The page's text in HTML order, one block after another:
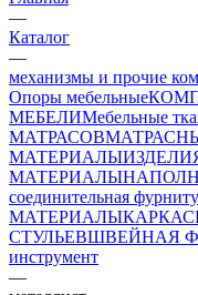
—
Каталог
—
механизмы и прочие
Опоры мебельные
МЕБЕЛИМебельные
МАТРАСОВ
МАТЕРИАЛЫ
МАТЕРИАЛЫ
соединительная
МАТЕРИАЛЫ
СТУЛЬЕВШВЕЙНАЯ
инструмент
—